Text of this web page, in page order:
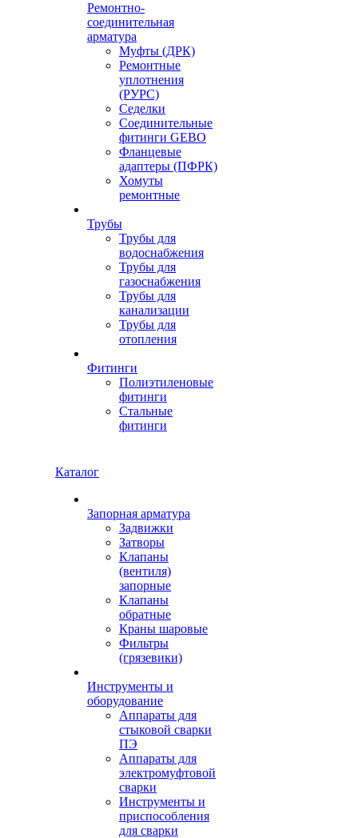
Ремонтно-
соединительная
арматура
Муфты (ДРК)
Ремонтные
уплотнения
(РУРС)
Седелки
Соединительные
фитинги GEBO
Фланцевые
адаптеры (ПФРК)
Хомуты
ремонтные
Трубы
Трубы для
водоснабжения
Трубы для
газоснабжения
Трубы для
канализации
Трубы для
отопления
Фитинги
Полиэтиленовые
фитинги
Стальные
фитинги
Каталог
Запорная арматура
Задвижки
Затворы
Клапаны
(вентиля)
запорные
Клапаны
обратные
Краны шаровые
Фильтры
(грязевики)
Инструменты и
оборудование
Аппараты для
стыковой сварки
ПЭ
Аппараты для
электромуфтовой
сварки
Инструменты и
приспособления
для сварки